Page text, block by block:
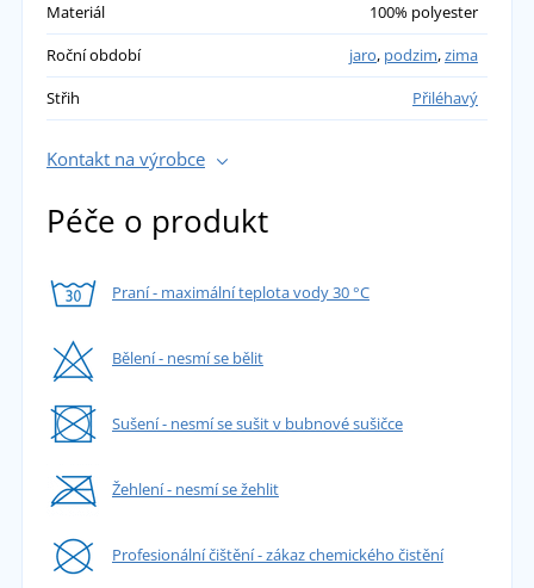
Materiál
100% polyester
Roční období
jaro, podzim,zima
Střih
Přiléhavý
Kontakt na výrobce
Péče o produkt
Praní - maximální teplota vody 30 °C
Bělení - nesmí se bělit
Sušení - nesmí se sušit v bubnové sušičce
Žehlení - nesmí se žehlit
Profesionální čištění - zákaz chemického čistění